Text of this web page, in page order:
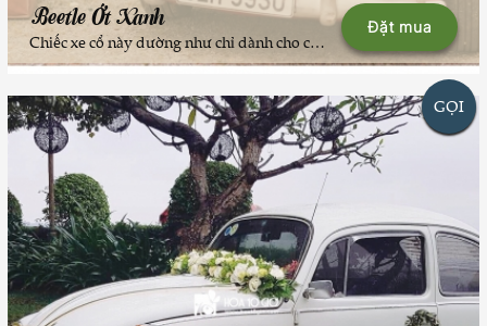
Beetle Ớt Xanh Đặt mua
Chiếc xe cổ này dường như chỉ dành cho các cô dâu cá tính mạnh mẽ và nồng ấm. Chủ xe rất có gu và chăm sóc xe chi tiết, tỉ mỉ tạo nên những cảm nhận tuyệt vời. Đỏ như son, cặp mi cong trên mắt tròn (đèn pha) rất quyến rũ. Nếu bạn chọn Volkswagen Ớt Xanh cho ngày vui của mình, hãy nhớ, chỉ sử dụng thiết kế hoa của Hoa10Gio để đảm bảo sự ăn nhập cũng như sự nổi bật của bộ xe đón dâu đặc biệt này nhé. ---Hãy liên hệ 024.6657.8989 để các bác #TÀIXẾHẠNHPHÚC và bạn Beetle Ớt Xanh mang thêm mẫu hoa cưới thật đẹp được thiết kế bởi Hoa10Gio đến góp thêm niềm vui, sự ngọt ngào và độc đáo trong ngày vui trọng đại của bạn nhé.--Team #TÀIXẾHẠNHPHÚC hiện có hơn 40 xe Volkswagen cổ độc đáo bậc nhất Hà Nội để phục vụ các nhu cầu: Xe đón dâu, xe chụp ảnh dã ngoại, xe mini bus cổ chở khách đám cưới (chụp ảnh) ... Vui lòng liên hệ 024.6657.8989 để được tư vấn, sắp lịch.
GỌI